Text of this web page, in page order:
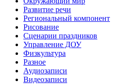
Развитие речи
Региональный компонент
Рисование
Сценарии праздников
Управление ДОУ
Физкультура
Разное
Аудиозаписи
Видеозаписи